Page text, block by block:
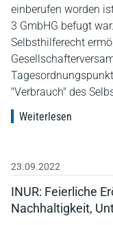
einberufen worden
3 GmbHG befugt
Selbsthilferecht
"Verbrauch" des
Weiterlesen
23.09.2022
INUR: Feierliche
Nachhaltigkeit,